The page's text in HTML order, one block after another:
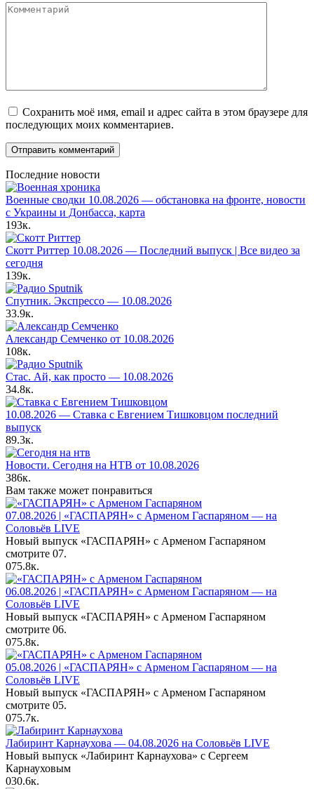
Комментарий
Сохранить моё имя, email и адрес сайта в этом браузере для
последующих моих комментариев.
Последние новости
Военные сводки 10.08.2026 — обстановка на фронте, новости
с Украины и Донбасса, карта
193к.
Скотт Риттер 10.08.2026 — Последний выпуск | Все видео за
сегодня
139к.
Спутник. Экспрессо — 10.08.2026
33.9к.
Александр Семченко от 10.08.2026
108к.
Стас. Ай, как просто — 10.08.2026
34.8к.
10.08.2026 — Ставка с Евгением Тишковцом последний
выпуск
89.3к.
Новости. Сегодня на НТВ от 10.08.2026
386к.
Вам также может понравиться
07.08.2026 | «ГАСПАРЯН» с Арменом Гаспаряном — на
Соловьёв LIVE
Новый выпуск «ГАСПАРЯН» с Арменом Гаспаряном
смотрите 07.
075.8к.
06.08.2026 | «ГАСПАРЯН» с Арменом Гаспаряном — на
Соловьёв LIVE
Новый выпуск «ГАСПАРЯН» с Арменом Гаспаряном
смотрите 06.
075.8к.
05.08.2026 | «ГАСПАРЯН» с Арменом Гаспаряном — на
Соловьёв LIVE
Новый выпуск «ГАСПАРЯН» с Арменом Гаспаряном
смотрите 05.
075.7к.
Лабиринт Карнаухова — 04.08.2026 на Соловьёв LIVE
Новый выпуск «Лабиринт Карнаухова» с Сергеем
Карнауховым
030.6к.